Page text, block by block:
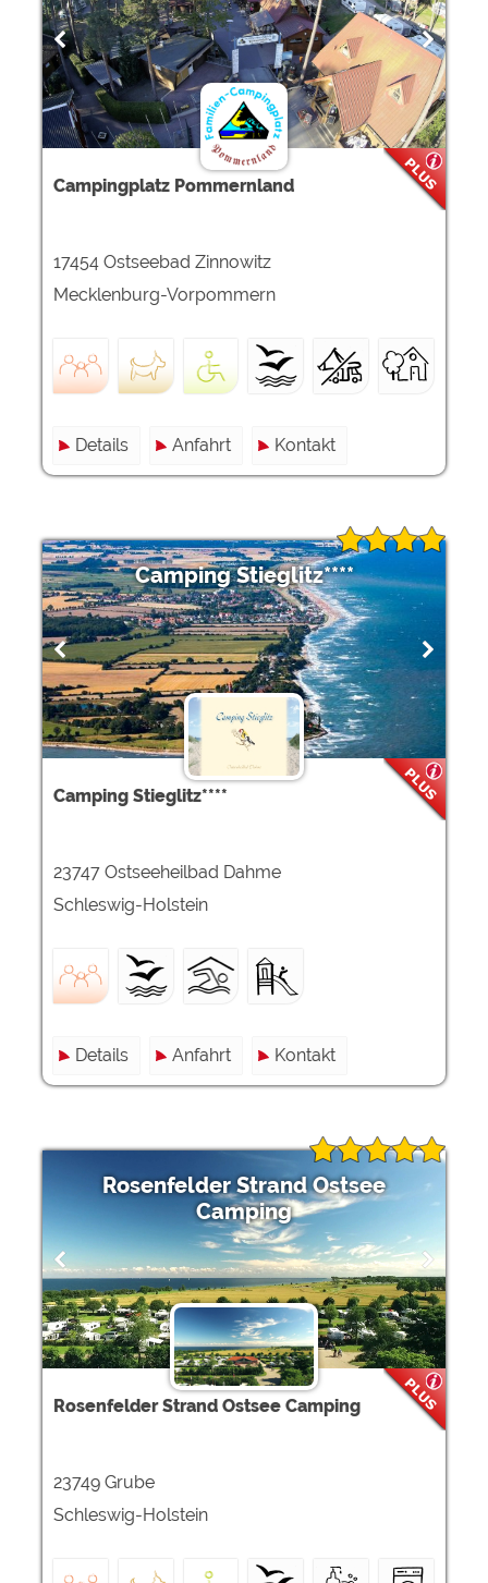
Campingplatz Pommernland
17454 Ostseebad Zinnowitz
Mecklenburg-Vorpommern
Details Anfahrt Kontakt
Camping Stieglitz****
Camping Stieglitz****
23747 Ostseeheilbad Dahme
Schleswig-Holstein
Details Anfahrt Kontakt
Rosenfelder Strand Ostsee
Camping
Rosenfelder Strand Ostsee Camping
23749 Grube
Schleswig-Holstein